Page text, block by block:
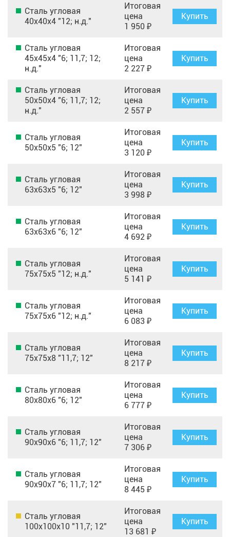
Сталь угловая
40х40х4 "12; н.д."
Итоговая
цена
1 950 ₽
Купить
Сталь угловая
45х45х4 "6; 11,7; 12;
н.д."
Итоговая
цена
2 227 ₽
Купить
Сталь угловая
50х50х4 "6; 11,7; 12;
н.д."
Итоговая
цена
2 557 ₽
Купить
Сталь угловая
50х50х5 "6; 12"
Итоговая
цена
3 120 ₽
Купить
Сталь угловая
63х63х5 "6; 12"
Итоговая
цена
3 998 ₽
Купить
Сталь угловая
63х63х6 "6; 12"
Итоговая
цена
4 692 ₽
Купить
Сталь угловая
75х75х5 "12; н.д."
Итоговая
цена
5 141 ₽
Купить
Сталь угловая
75х75х6 "12; н.д."
Итоговая
цена
6 083 ₽
Купить
Сталь угловая
75х75х8 "11,7; 12"
Итоговая
цена
8 217 ₽
Купить
Сталь угловая
80х80х6 "6; 12"
Итоговая
цена
6 777 ₽
Купить
Сталь угловая
90х90х6 "6; 11,7; 12"
Итоговая
цена
7 306 ₽
Купить
Сталь угловая
90х90х7 "6; 11,7; 12"
Итоговая
цена
8 445 ₽
Купить
Сталь угловая
100х100х10 "11,7; 12"
Итоговая
цена
13 681 ₽
Купить